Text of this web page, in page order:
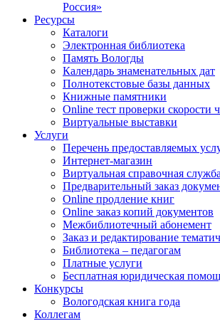
Россия»
Ресурсы
Каталоги
Электронная библиотека
Память Вологды
Календарь знаменательных дат
Полнотекстовые базы данных
Книжные памятники
Online тест проверки скорости
Виртуальные выставки
Услуги
Перечень предоставляемых
Интернет-магазин
Виртуальная справочная служба
Предварительный заказ
Online продление книг
Online заказ копий документов
Межбиблиотечный абонемент
Заказ и редактирование
Библиотека – педагогам
Платные услуги
Бесплатная юридическая
Конкурсы
Вологодская книга года
Коллегам